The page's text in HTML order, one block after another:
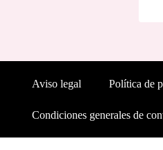
Aviso legal Política de
Condiciones generales de